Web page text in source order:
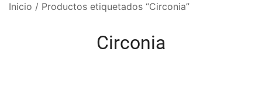
Inicio / Productos etiquetados “Circonia”
Circonia